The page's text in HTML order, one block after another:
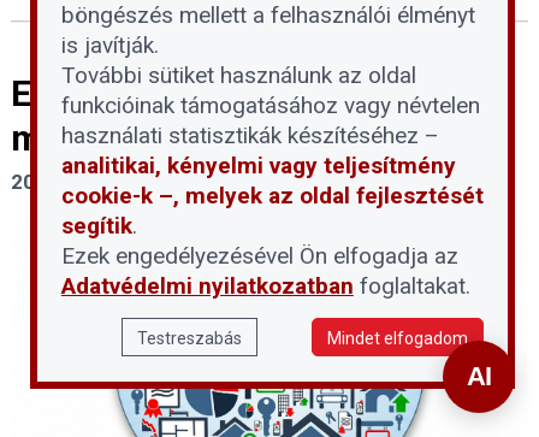
Elindultak a THT közösségi
média csatornái
2026. május 26.
böngészés mellett a felhasználói élményt
is javítják.
További sütiket használunk az oldal
funkcióinak támogatásához vagy névtelen
használati statisztikák készítéséhez –
analitikai, kényelmi vagy teljesítmény
cookie-k –, melyek az oldal fejlesztését
segítik.
Ezek engedélyezésével Ön elfogadja az
Adatvédelmi nyilatkozatban foglaltakat.
Testreszabás Mindet elfogadom